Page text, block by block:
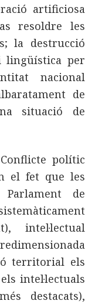
artificiosa
resoldre les
la destrucció
per
nacional
de
situació de
polític
el fet que les
de
intel·lectual
territorial els
intel·lectuals
destacats),